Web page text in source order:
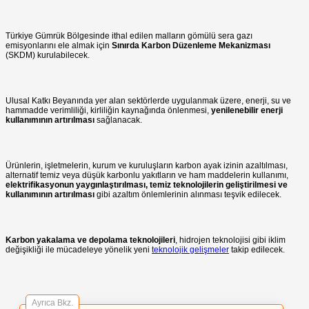
Türkiye Gümrük Bölgesinde ithal edilen malların gömülü sera gazı
emisyonlarını ele almak için Sınırda Karbon Düzenleme Mekanizması
(SKDM) kurulabilecek.
Ulusal Katkı Beyanında yer alan sektörlerde uygulanmak üzere, enerji, su ve
hammadde verimliliği, kirliliğin kaynağında önlenmesi, yenilenebilir enerji
kullanımının artırılması sağlanacak.
Ürünlerin, işletmelerin, kurum ve kuruluşların karbon ayak izinin azaltılması,
alternatif temiz veya düşük karbonlu yakıtların ve ham maddelerin kullanımı,
elektrifikasyonun yaygınlaştırılması, temiz teknolojilerin geliştirilmesi ve
kullanımının artırılması gibi azaltım önlemlerinin alınması teşvik edilecek.
Karbon yakalama ve depolama teknolojileri, hidrojen teknolojisi gibi iklim
değişikliği ile mücadeleye yönelik yeni teknolojik gelişmeler takip edilecek.
Ayrıca Bkz.